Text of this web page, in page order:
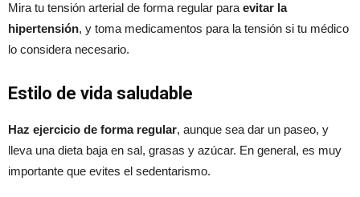
Mira tu tensión arterial de forma regular para evitar la
hipertensión, y toma medicamentos para la tensión si tu médico
lo considera necesario.
Estilo de vida saludable
Haz ejercicio de forma regular, aunque sea dar un paseo, y
lleva una dieta baja en sal, grasas y azúcar. En general, es muy
importante que evites el sedentarismo.